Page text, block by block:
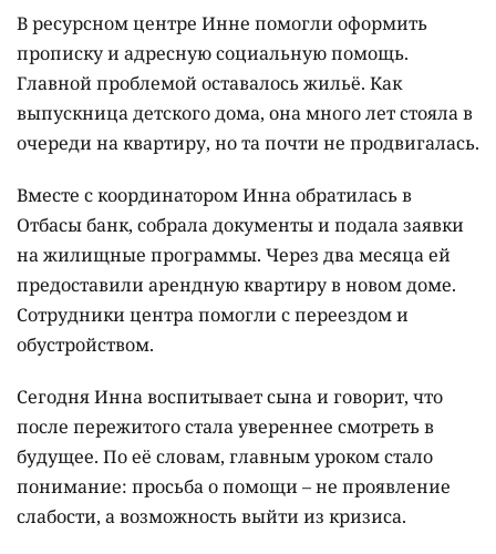
В ресурсном центре Инне помогли оформить
прописку и адресную социальную помощь.
Главной проблемой оставалось жильё. Как
выпускница детского дома, она много лет стояла в
очереди на квартиру, но та почти не продвигалась.
Вместе с координатором Инна обратилась в
Отбасы банк, собрала документы и подала заявки
на жилищные программы. Через два месяца ей
предоставили арендную квартиру в новом доме.
Сотрудники центра помогли с переездом и
обустройством.
Сегодня Инна воспитывает сына и говорит, что
после пережитого стала увереннее смотреть в
будущее. По её словам, главным уроком стало
понимание: просьба о помощи – не проявление
слабости, а возможность выйти из кризиса.